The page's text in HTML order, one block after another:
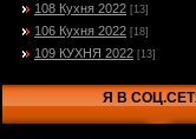
108 Кухня 2022 [13]
106 Кухня 2022 [18]
109 КУХНЯ 2022 [13]
Я В